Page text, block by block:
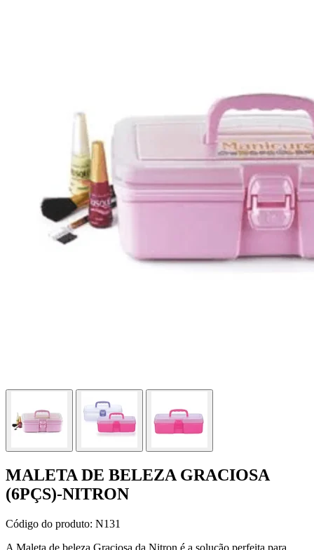
MALETA DE BELEZA GRACIOSA
(6PÇS)-NITRON
Código do produto: N131
A Maleta de beleza Graciosa da Nitron é a solução perfeita para